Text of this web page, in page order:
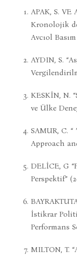
APAK, S. VE
Kronolojik
Avcıol
AYDIN, S.
KESKİN, N.
ve Ülke
SAMUR, C.
Approach
DELİCE, G
Perspektif”
İstikrar
Performans
MILTON, T.